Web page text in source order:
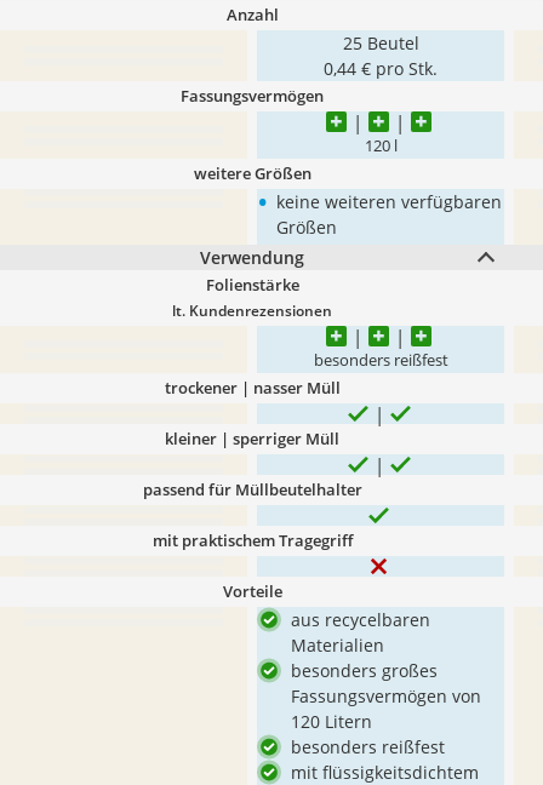
Anzahl
25 Beutel
0,44 € pro Stk.
Fassungsvermögen
120 l
weitere Größen
• keine weiteren verfügbaren
Größen
Verwendung
Folienstärke
lt. Kundenrezensionen
besonders reißfest
trockener | nasser Müll
kleiner | sperriger Müll
passend für Müllbeutelhalter
mit praktischem Tragegriff
Vorteile
aus recycelbaren
Materialien
besonders großes
Fassungsvermögen von
120 Litern
besonders reißfest
mit flüssigkeitsdichtem